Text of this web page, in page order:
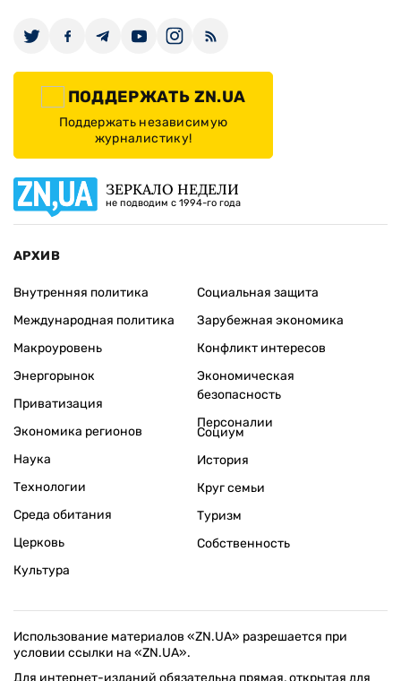
ПОДДЕРЖАТЬ ZN.UA
Поддержать независимую
журналистику!
ЗЕРКАЛО НЕДЕЛИ
не подводим с 1994-го года
АРХИВ
Внутренняя политика
Международная политика
Макроуровень
Энергорынок
Приватизация
Экономика регионов
Социальная защита
Зарубежная экономика
Конфликт интересов
Экономическая
безопасность
Персоналии
Наука
Технологии
Среда обитания
Церковь
Культура
Социум
История
Круг семьи
Туризм
Собственность
Использование материалов «ZN.UA» разрешается при
условии ссылки на «ZN.UA».